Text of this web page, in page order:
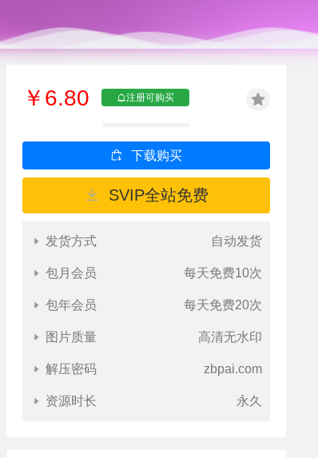
￥6.80 注册可购买
下载购买
SVIP全站免费
发货方式 自动发货
包月会员 每天免费10次
包年会员 每天免费20次
图片质量 高清无水印
解压密码 zbpai.com
资源时长 永久